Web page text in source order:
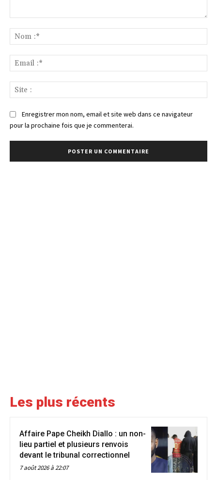
:*
:*
:
Enregistrer mon nom, email et site web dans ce navigateur
pour la prochaine fois que je commenterai.
Les plus récents
Affaire Pape Cheikh Diallo : un non-
lieu partiel et plusieurs renvois
devant le tribunal correctionnel
7 août 2026 à 22:07